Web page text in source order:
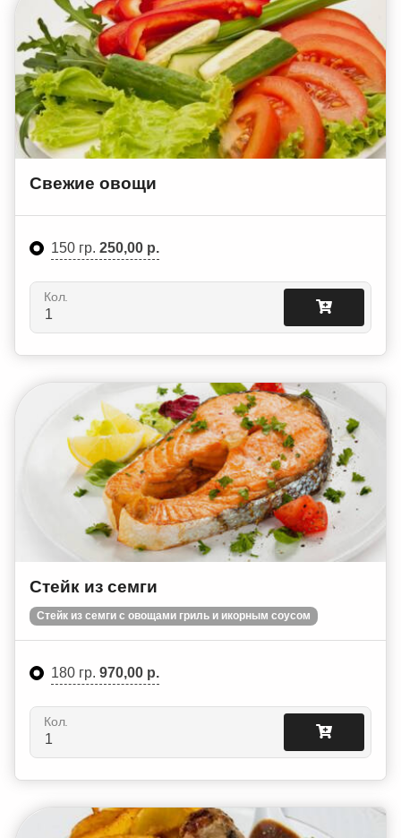
Свежие овощи
150 гр. 250,00 р.
Кол.
Стейк из семги
Стейк из семги с овощами гриль и икорным соусом
180 гр. 970,00 р.
Кол.